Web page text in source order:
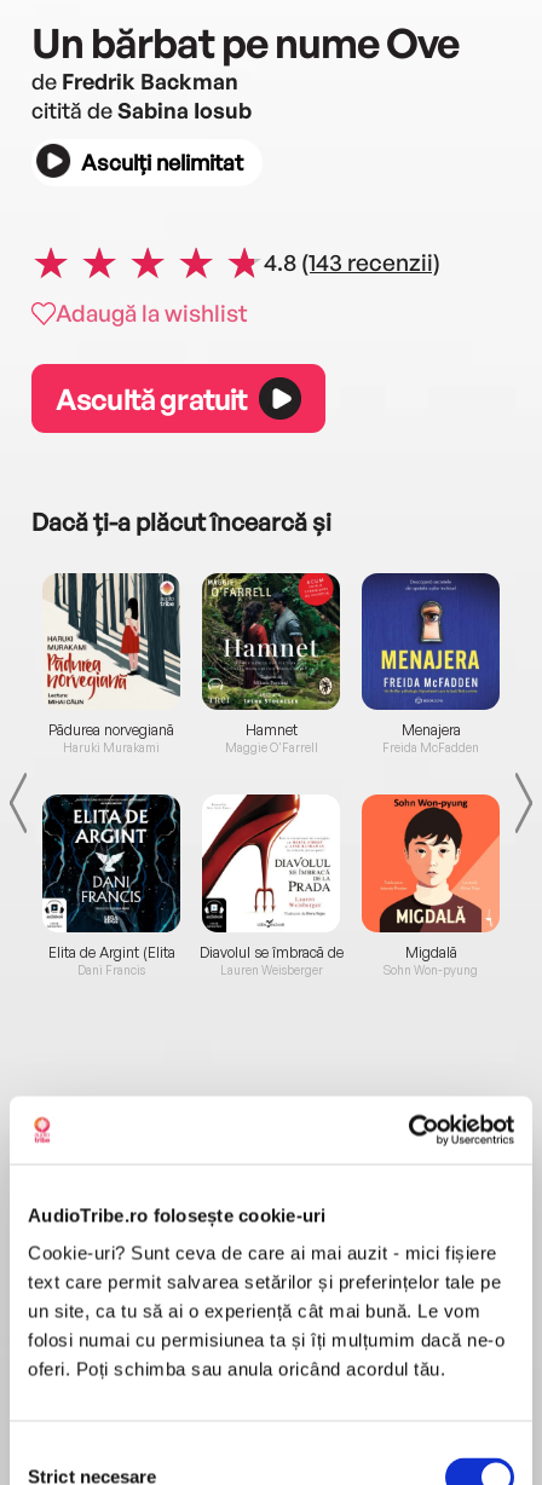
AudioTribe.ro folosește cookie-uri
Cookie-uri? Sunt ceva de care ai mai auzit - mici fișiere
text care permit salvarea setărilor și preferințelor tale pe
un site, ca tu să ai o experiență cât mai bună. Le vom
folosi numai cu permisiunea ta și îți mulțumim dacă ne-o
oferi. Poți schimba sau anula oricând acordul tău.
Strict necesare
Un bărbat pe nume Ove
de Fredrik Backman
citită deSabina Iosub
Asculți nelimitat
4.8 (143 recenzii)
Adaugă la wishlist
Ascultă gratuit
Dacă ți-a plăcut încearcă și
Pădurea norvegiană
Haruki Murakami
Elita de Argint (Elita
de...
Dani Francis
Hamnet
Maggie O'Farrell
Diavolul se îmbracă de
la...
Lauren Weisberger
Menajera
Freida McFadden
Migdală
Sohn Won-pyung
Desprecarte
Ove este cel mai morocănos om pe care vi-l
plac regulile stricte, rutina, lucrurile utile în viață
cu vecinii. Își divinizează mașina Saab, marca lui
de suflet, și judecă oamenii după ce mașină
conduc, disprețuind profund, se înțelege,
automobilele străine. Se crede înconjurat de
idioți și crede că lumea se duce de râpă cu toți
fost detronat din funcția de președinte al
MAI MULT
Recenzii